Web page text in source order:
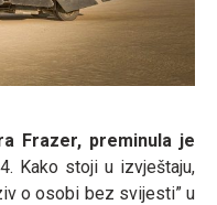
Frazer, preminula je
Kako stoji u izvještaju,
o osobi bez svijesti” u